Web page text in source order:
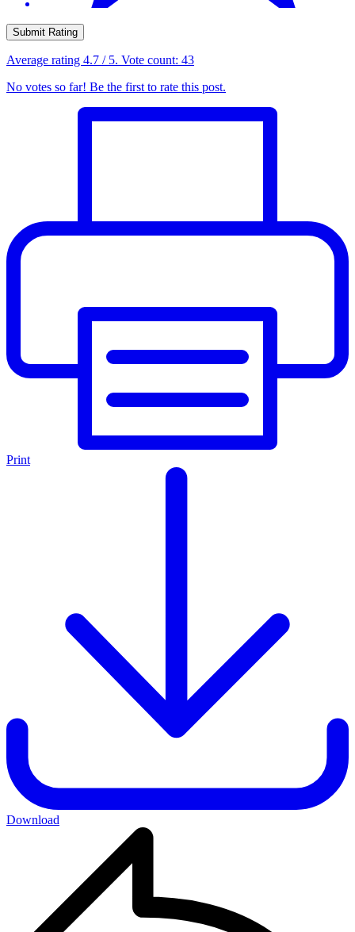
Submit Rating
Average rating 4.7 / 5. Vote count: 43
No votes so far! Be the first to rate this post.
Print
Download